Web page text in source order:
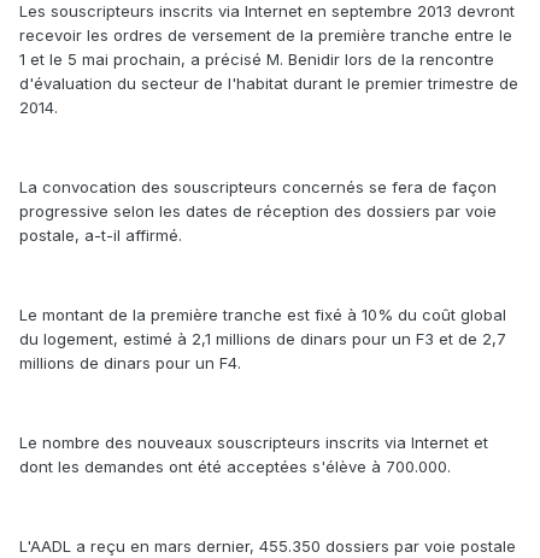
Les souscripteurs inscrits via Internet en septembre 2013 devront
recevoir les ordres de versement de la première tranche entre le
1 et le 5 mai prochain, a précisé M. Benidir lors de la rencontre
d'évaluation du secteur de l'habitat durant le premier trimestre de
2014.
La convocation des souscripteurs concernés se fera de façon
progressive selon les dates de réception des dossiers par voie
postale, a-t-il affirmé.
Le montant de la première tranche est fixé à 10% du coût global
du logement, estimé à 2,1 millions de dinars pour un F3 et de 2,7
millions de dinars pour un F4.
Le nombre des nouveaux souscripteurs inscrits via Internet et
dont les demandes ont été acceptées s'élève à 700.000.
L'AADL a reçu en mars dernier, 455.350 dossiers par voie postale